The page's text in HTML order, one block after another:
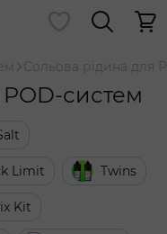
Сольова рідина для
систем
Limit Twins
Kit